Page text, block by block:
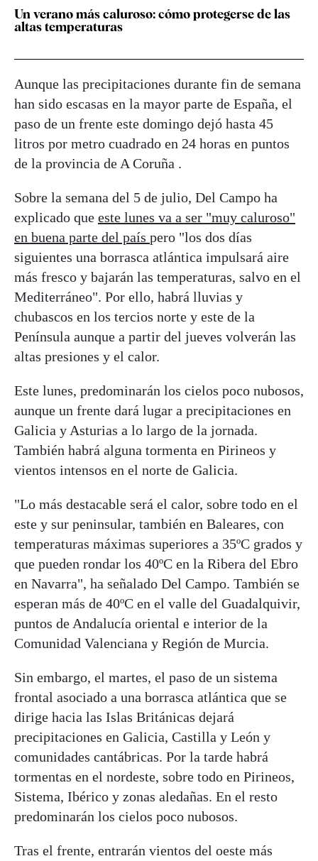
Un verano más caluroso: cómo protegerse de las
altas temperaturas
Aunque las precipitaciones durante fin de semana
han sido escasas en la mayor parte de España, el
paso de un frente este domingo dejó hasta 45
litros por metro cuadrado en 24 horas en puntos
de la provincia de A Coruña .
Sobre la semana del 5 de julio, Del Campo ha
explicado que este lunes va a ser "muy caluroso"
en buena parte del país pero "los dos días
siguientes una borrasca atlántica impulsará aire
más fresco y bajarán las temperaturas, salvo en el
Mediterráneo". Por ello, habrá lluvias y
chubascos en los tercios norte y este de la
Península aunque a partir del jueves volverán las
altas presiones y el calor.
Este lunes, predominarán los cielos poco nubosos,
aunque un frente dará lugar a precipitaciones en
Galicia y Asturias a lo largo de la jornada.
También habrá alguna tormenta en Pirineos y
vientos intensos en el norte de Galicia.
"Lo más destacable será el calor, sobre todo en el
este y sur peninsular, también en Baleares, con
temperaturas máximas superiores a 35ºC grados y
que pueden rondar los 40ºC en la Ribera del Ebro
en Navarra", ha señalado Del Campo. También se
esperan más de 40ºC en el valle del Guadalquivir,
puntos de Andalucía oriental e interior de la
Comunidad Valenciana y Región de Murcia.
Sin embargo, el martes, el paso de un sistema
frontal asociado a una borrasca atlántica que se
dirige hacia las Islas Británicas dejará
precipitaciones en Galicia, Castilla y León y
comunidades cantábricas. Por la tarde habrá
tormentas en el nordeste, sobre todo en Pirineos,
Sistema, Ibérico y zonas aledañas. En el resto
predominarán los cielos poco nubosos.
Tras el frente, entrarán vientos del oeste más